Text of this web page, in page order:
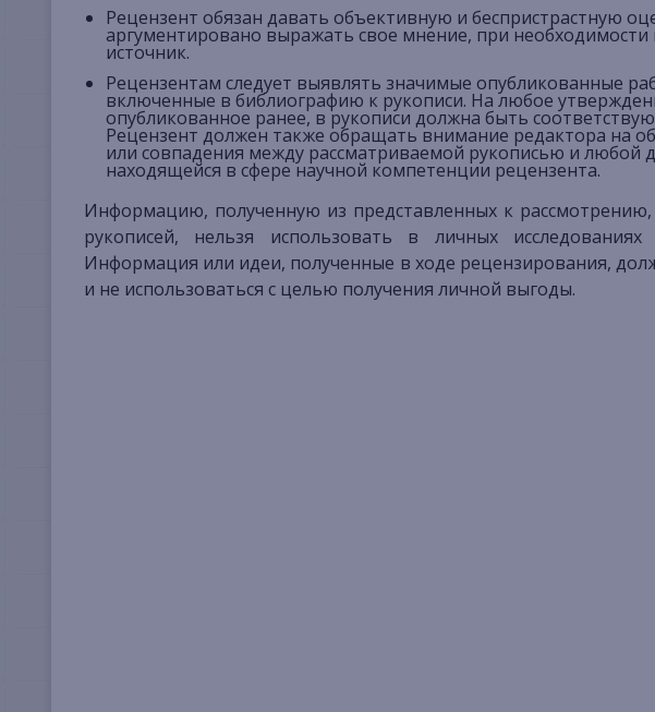
Рецензент обязан давать объективную и беспристрастную
аргументировано выражать свое мнение, при необходимости
источник.
Рецензентам следует выявлять значимые опубликованные
включенные в библиографию к рукописи. На любое
опубликованное ранее, в рукописи должна быть
Рецензент должен также обращать внимание редактора на
или совпадения между рассматриваемой рукописью и любой
находящейся в сфере научной компетенции рецензента.
Информацию, полученную из представленных к
рукописей, нельзя использовать в личных
Информация или идеи, полученные в ходе рецензирования,
и не использоваться с целью получения личной выгоды.